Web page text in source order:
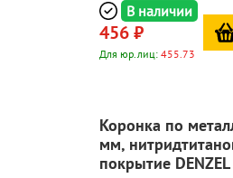
В наличии
456 ₽
Для юр.лиц: 455.73
Коронка по
мм,
покрытие